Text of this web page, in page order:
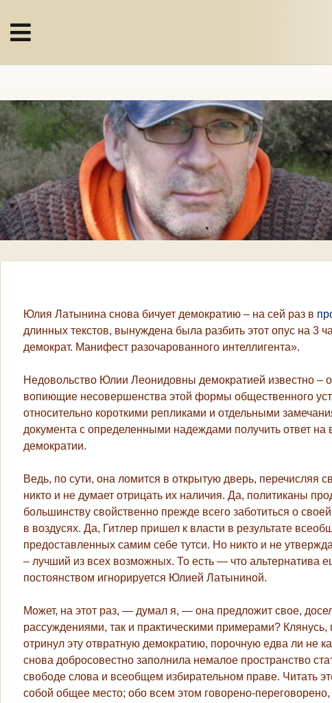
Юлия Латынина снова бичует демократию – на сей раз в
длинных текстов, вынуждена была разбить этот опус на 3
демократ. Манифест разочарованного интеллигента».
Недовольство Юлии Леонидовны демократией известно –
вопиющие несовершенства этой формы общественного
относительно короткими репликами и отдельными
документа с определенными надеждами получить ответ
демократии.
Ведь, по сути, она ломится в открытую дверь, перечисляя
никто и не думает отрицать их наличия. Да, политиканы
большинству свойственно прежде всего заботиться о
в воздусях. Да, Гитлер пришел к власти в результате
предоставленных самим себе тутси. Но никто и не
– лучший из всех возможных. То есть — что альтернатива
постоянством игнорируется Юлией Латыниной.
Может, на этот раз, — думал я, — она предложит свое,
рассуждениями, так и практическими примерами?
отринул эту отвратную демократию, порочную едва ли не
снова добросовестно заполнила немалое пространство
свободе слова и всеобщем избирательном праве. Читать
собой общее место; обо всем этом говорено-